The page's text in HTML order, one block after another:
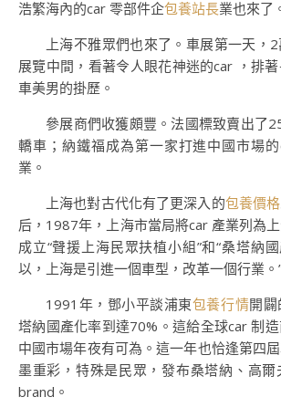
浩繁海內的car 零部件企包養站長業也來了
上海不雅眾們也來了。車展第一天，
展覽中間，看著令人眼花神迷的car ，排
車美男的掛歷。
參展商們收獲頗豐。法國標致賣出了
轎車；納鐵福成為第一家打進中國市場
業。
上海也對古代化有了更深入的包養價格
后，1987年，上海市當局將car 產業列為
成立“聲援上海民眾扶植小組”和“桑塔納
以，上海是引進一個車型，改革一個行業。
1991年，鄧小平談浦東包養行情開
塔納國產化率到達70%。這給全球car 制造
中國市場年夜有可為。這一年也恰逢第四
墨重彩，特殊是民眾，發布桑塔納、高
brand。